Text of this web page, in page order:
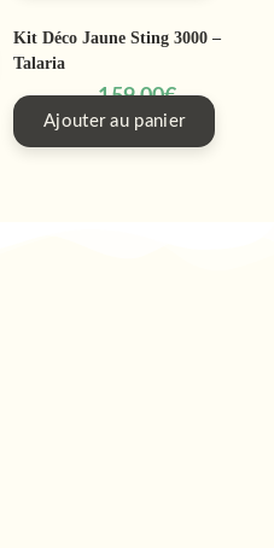
Kit Déco Jaune Sting 3000 –
Talaria
159,00€
Ajouter au panier